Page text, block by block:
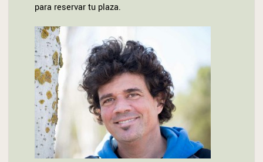
para reservar tu plaza.